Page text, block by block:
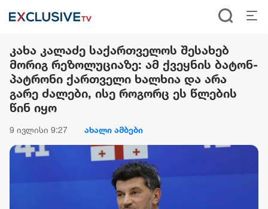
კახა კალაძე საქართველოს შესახებ
მორიგ რეზოლუციაზე: ამ ქვეყნის ბატონ-
პატრონი ქართველი ხალხია და არა
გარე ძალები, ისე როგორც ეს წლების
წინ იყო
9 ივლისი 9:27 ახალი ამბები